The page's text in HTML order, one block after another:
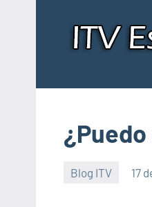
contenido
Blog ITV 17